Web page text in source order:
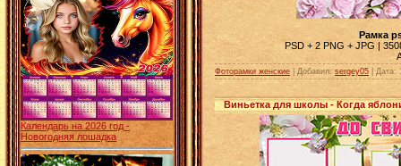
Календарь на 2026 год -
Новогодняя лошадка
Рамка
PSD + 2 PNG + JPG |
Фоторамки женские | Добавил: sergey05 Дата:
Виньетка для школы - Когда